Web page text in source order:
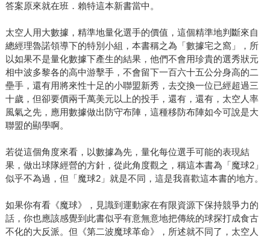
細節，這真的很有意思。以上就是我這次推薦的書單，希望
大家會喜歡這幾本書！
─────────────────────────── 作者簡介： 野球
革命營運長 鄭凱駿 台灣棒球進階數據平台「野球革命」共
同創辦人。原本只是個愛看數據的棒球迷，後來不小心把興
趣變成了工作，甚至變成創業題目進了職業棒球業界。長期
關注棒球數據、運動科技與現代棒球發展，希望讓更多球迷
發現：棒球除了熱血與故事之外，其實還藏著一個非常有趣
答案原來就在班．賴特這本新書當中。
太空人用大數據，精準地量化選手的價值，這個精準地判斷來自
總經理魯諾領導下的特別小組，本書稱之為「數據宅之窩」，所
以如果不是量化數據下產生的結果，他們不會用珍貴的選秀狀元
相中波多黎各的高中游擊手，不會留下一百六十五公分身高的二
壘手，還有用將來性十足的小聯盟新秀，去交換一位已經超過三
十歲，但卻要價兩千萬美元以上的投手，還有，還有，太空人率
風氣之先，應用數據做出防守布陣，這種移防布陣如今可說是大
聯盟的顯學啊。
若從這個角度來看，以數據為先，量化每位選手可能的表現結
果，做出球隊經營的方針，從此角度觀之，稱這本書為「魔球2」
似乎不為過，但「魔球2」就是不同，這是我喜歡這本書的地方。
如果你有看《魔球》，見識到運動家在有限資源下保持競爭力的
話，你也應該感覺到此書似乎有意無意地把傳統的球探打成食古
不化的大反派。但《第二波魔球革命》，所述就不同了，太空人